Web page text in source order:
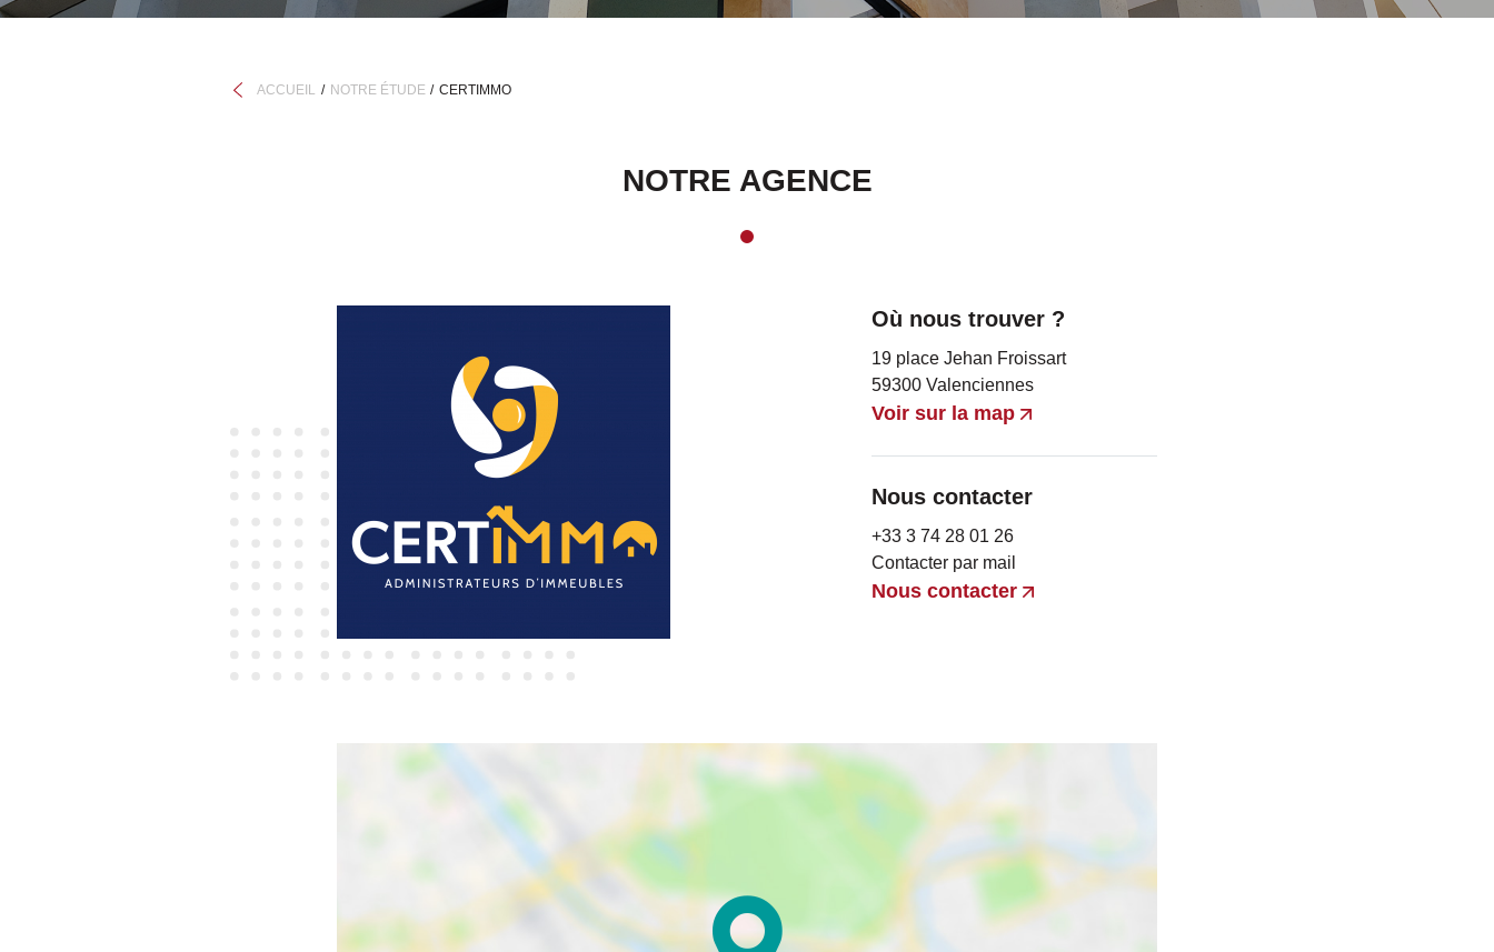
ACCUEIL NOTRE ÉTUDE CERTIMMO
NOTRE ÉTUDE
Où nous trouver ?
19 place Jehan Froissart
59300 Valenciennes
Voir sur la map
Nous contacter
+33 3 74 28 01 26
Contacter par mail
Nous contacter